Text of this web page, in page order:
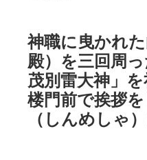
神職に曳かれ
殿）を三回周
茂別雷大神」
楼門前で挨拶
（しんめしゃ